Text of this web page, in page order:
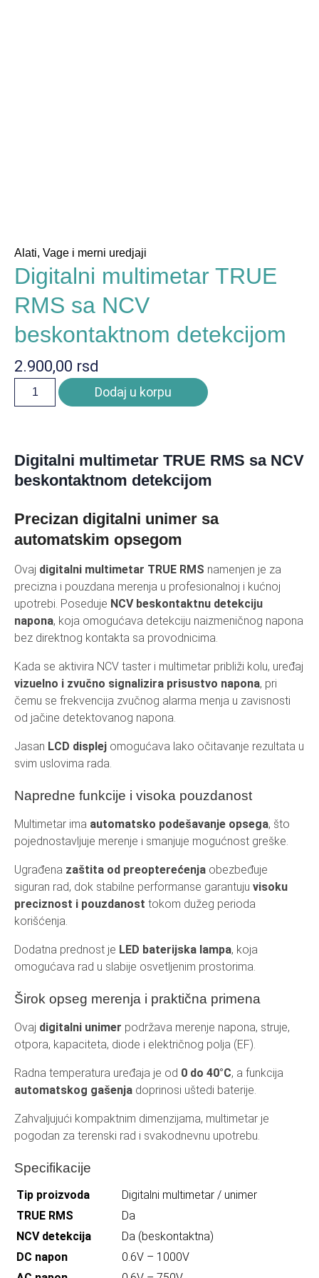
Digitalni multimetar TRUE RMS sa NCV
beskontaktnom detekcijom
Precizan digitalni unimer sa
automatskim opsegom
Ovaj digitalni multimetar TRUE RMS namenjen je za
precizna i pouzdana merenja u profesionalnoj i kućnoj
upotrebi. Poseduje NCV beskontaktnu detekciju
napona, koja omogućava detekciju naizmeničnog napona
bez direktnog kontakta sa provodnicima.
Kada se aktivira NCV taster i multimetar približi kolu, uređaj
vizuelno i zvučno signalizira prisustvo napona, pri
čemu se frekvencija zvučnog alarma menja u zavisnosti
od jačine detektovanog napona.
Jasan LCD displej omogućava lako očitavanje rezultata u
svim uslovima rada.
Napredne funkcije i visoka pouzdanost
Multimetar ima automatsko podešavanje opsega, što
pojednostavljuje merenje i smanjuje mogućnost greške.
Ugrađena zaštita od preopterećenja obezbeđuje
siguran rad, dok stabilne performanse garantuju visoku
preciznost i pouzdanost tokom dužeg perioda
korišćenja.
Dodatna prednost je LED baterijska lampa, koja
omogućava rad u slabije osvetljenim prostorima.
Širok opseg merenja i praktična primena
Ovaj digitalni unimer podržava merenje napona, struje,
otpora, kapaciteta, diode i električnog polja (EF).
Radna temperatura uređaja je od 0 do 40°C, a funkcija
automatskog gašenja doprinosi uštedi baterije.
Zahvaljujući kompaktnim dimenzijama, multimetar je
pogodan za terenski rad i svakodnevnu upotrebu.
Specifikacije
Tip proizvoda
Digitalni multimetar / unimer
TRUE RMS
Da
NCV detekcija
Da (beskontaktna)
DC napon
0.6V – 1000V
Alati, Vage i merni uredjaji
Digitalni multimetar TRUE
RMS sa NCV
beskontaktnom detekcijom
2.900,00 rsd
Dodaj u korpu